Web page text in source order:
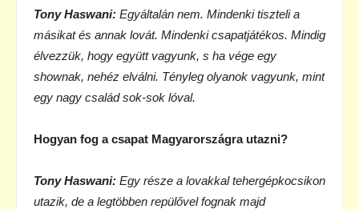
Tony Haswani: Egyáltalán nem. Mindenki tiszteli a
másikat és annak lovát. Mindenki csapatjátékos. Mindig
élvezzük, hogy együtt vagyunk, s ha vége egy
shownak, nehéz elválni. Tényleg olyanok vagyunk, mint
egy nagy család sok-sok lóval.
Hogyan fog a csapat Magyarországra utazni?
Tony Haswani: Egy része a lovakkal tehergépkocsikon
utazik, de a legtöbben repülővel fognak majd